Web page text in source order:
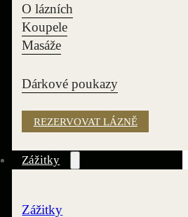
O lázních
Koupele
Masáže
Dárkové poukazy
REZERVOVAT LÁZNĚ
Zážitky
Zážitky